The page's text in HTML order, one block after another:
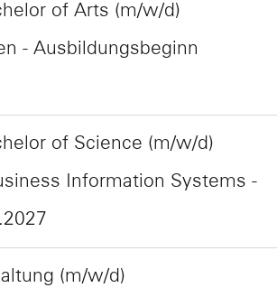
of Arts (m/w/d)
- Ausbildungsbeginn
of Science (m/w/d)
Information Systems -
(m/w/d)